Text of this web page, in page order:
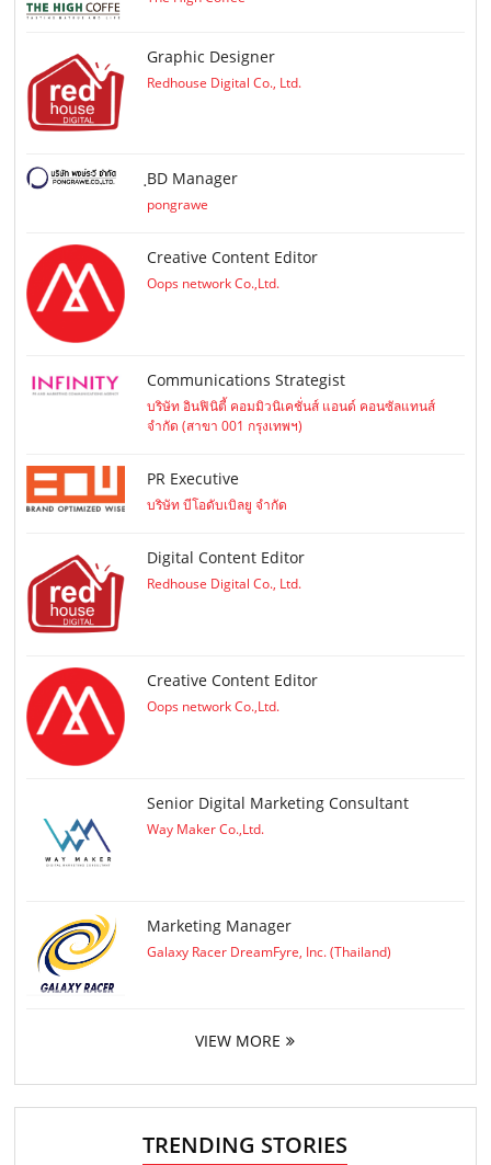
Graphic Designer
Redhouse Digital Co., Ltd.
ฺBD Manager
pongrawe
Creative Content Editor
Oops network Co.,Ltd.
Communications Strategist
บริษัท อินฟินิตี้ คอมมิวนิเคชั่นส์ แอนด์ คอนซัลแทนส์
จำกัด (สาขา 001 กรุงเทพฯ)
PR Executive
บริษัท บีโอดับเบิลยู จำกัด
Digital Content Editor
Redhouse Digital Co., Ltd.
Creative Content Editor
Oops network Co.,Ltd.
Senior Digital Marketing Consultant
Way Maker Co.,Ltd.
Marketing Manager
Galaxy Racer DreamFyre, Inc. (Thailand)
VIEW MORE
TRENDING STORIES